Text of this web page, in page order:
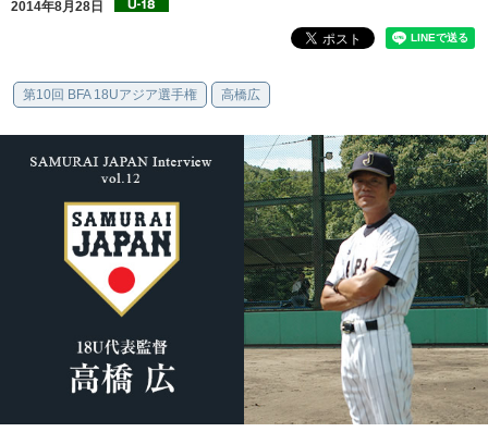
2014年8月28日
第10回 BFA 18Uアジア選手権 高橋広